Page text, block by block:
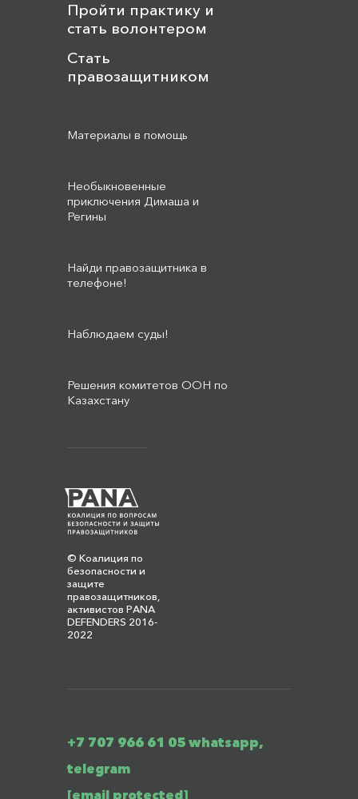
© Коалиция по
безопасности и
защите
правозащитников,
активистов PANA
DEFENDERS 2016-
2022
Пройти практику и
стать волонтером
Стать
правозащитником
Материалы в помощь
Необыкновенные
приключения Димаша и
Регины
Найди правозащитника в
телефоне!
Наблюдаем суды!
Решения комитетов ООН по
Казахстану
+7 707 966 61 05 whatsapp,
telegram
[email protected]